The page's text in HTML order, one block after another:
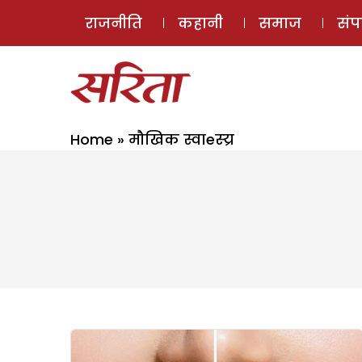
राजनीति कहानी समाज
Home » मौखिक स्वाeस्य्र